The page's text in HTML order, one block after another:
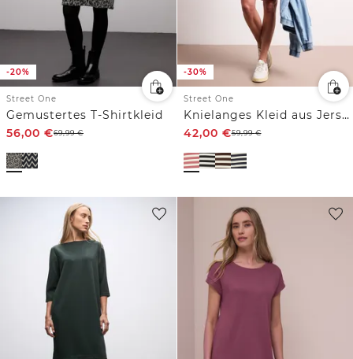
-20%
Street One
Gemustertes T-Shirtkleid
56,00 €69,99€
-30%
Street One
Knielanges Kleid aus Jersey mit Streifen
42,00 €59,99€